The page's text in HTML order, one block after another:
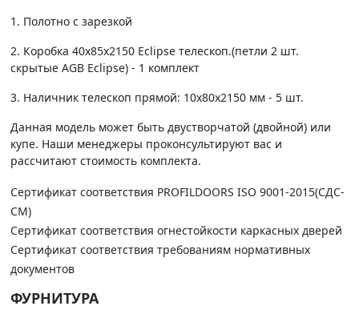
1. Полотно c зарезкой
2. Коробка 40х85х2150 Eclipse телескоп.(петли 2 шт.
скрытые AGB Eclipse) - 1 комплект
3. Наличник телескоп прямой: 10х80х2150 мм - 5 шт.
Данная модель может быть двустворчатой (двойной) или
купе. Наши менеджеры проконсультируют вас и
рассчитают стоимость комплекта.
Сертификат соответствия PROFILDOORS ISO 9001-2015(СДС-
СМ)
Сертификат соответствия огнестойкости каркасных дверей
Сертификат соответствия требованиям нормативных
документов
ФУРНИТУРА